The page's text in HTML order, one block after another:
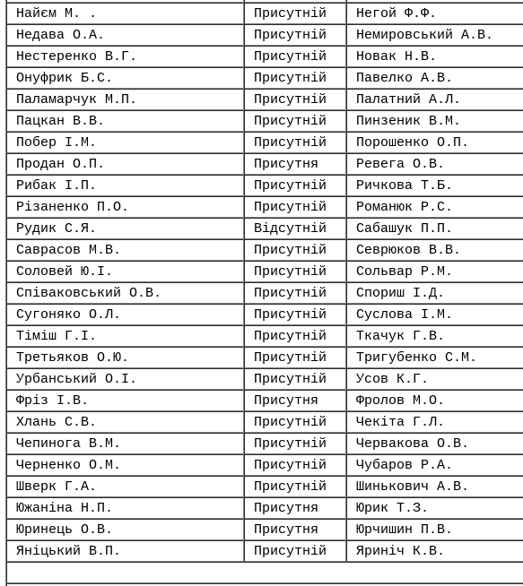
Найєм М. .
Присутній Негой Ф.Ф.
Недава О.А.
Присутній Немировський А.В.
Нестеренко В.Г.
Присутній Новак Н.В.
Онуфрик Б.С.
Присутній Павелко А.В.
Паламарчук М.П.
Присутній Палатний А.Л.
Пацкан В.В.
Присутній Пинзеник В.М.
Побер І.М.
Присутній Порошенко О.П.
Продан О.П.
Присутня Ревега О.В.
Рибак І.П.
Присутній Ричкова Т.Б.
Різаненко П.О.
Присутній Романюк Р.С.
Рудик С.Я.
Відсутній Сабашук П.П.
Саврасов М.В.
Присутній Севрюков В.В.
Соловей Ю.І.
Присутній Сольвар Р.М.
Співаковський О.В.
Присутній Спориш І.Д.
Сугоняко О.Л.
Присутній Суслова І.М.
Тіміш Г.І.
Присутній Ткачук Г.В.
Третьяков О.Ю.
Присутній Тригубенко С.М.
Урбанський О.І.
Присутній Усов К.Г.
Фріз І.В.
Присутня Фролов М.О.
Хлань С.В.
Присутній Чекіта Г.Л.
Чепинога В.М.
Присутній Червакова О.В.
Черненко О.М.
Присутній Чубаров Р.А.
Шверк Г.А.
Присутній Шинькович А.В.
Южаніна Н.П.
Присутня Юрик Т.З.
Юринець О.В.
Присутня Юрчишин П.В.
Яніцький В.П.
Присутній Яриніч К.В.